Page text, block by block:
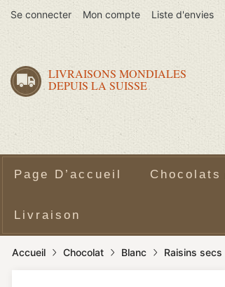
Se connecter Mon compte Liste d'envies
LIVRAISONS MONDIALES
DEPUIS LA SUISSE
Page D’accueil Chocolats
Livraison
Accueil Chocolat Blanc Raisins secs